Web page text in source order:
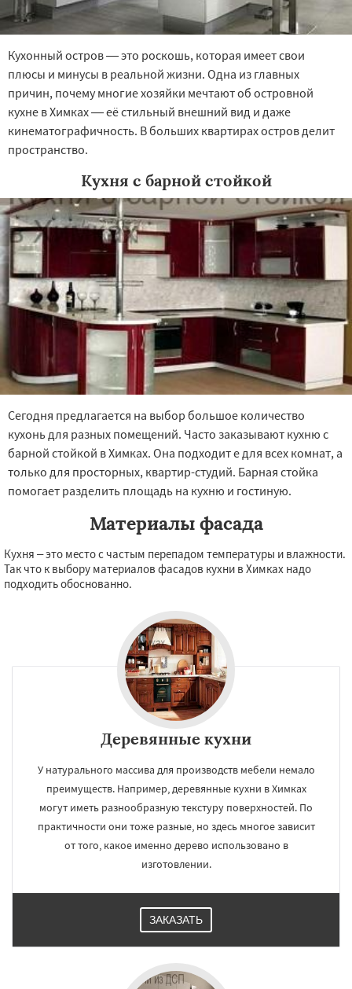
Кухонный остров — это роскошь, которая имеет свои
плюсы и минусы в реальной жизни. Одна из главных
причин, почему многие хозяйки мечтают об островной
кухне в Химках — её стильный внешний вид и даже
кинематографичность. В больших квартирах остров делит
пространство.
Кухня с барной стойкой
Сегодня предлагается на выбор большое количество
кухонь для разных помещений. Часто заказывают кухню с
барной стойкой в Химках. Она подходит е для всех комнат, а
только для просторных, квартир-студий. Барная стойка
помогает разделить площадь на кухню и гостиную.
Материалы фасада
Кухня – это место с частым перепадом температуры и влажности.
Так что к выбору материалов фасадов кухни в Химках надо
подходить обоснованно.
Деревянные кухни
У натурального массива для производств мебели немало
преимуществ. Например, деревянные кухни в Химках
могут иметь разнообразную текстуру поверхностей. По
практичности они тоже разные, но здесь многое зависит
от того, какое именно дерево использовано в
изготовлении.
ЗАКАЗАТЬ